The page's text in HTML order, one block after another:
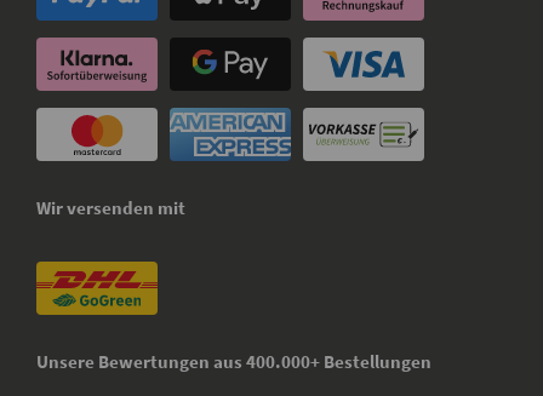
Wir versenden mit
Unsere Bewertungen aus 400.000+ Bestellungen